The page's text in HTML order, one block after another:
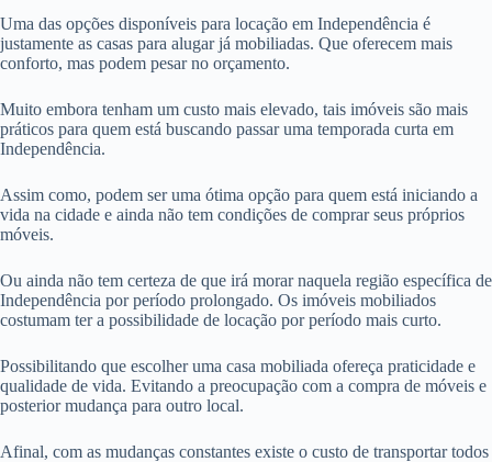
Uma das opções disponíveis para locação em Independência é
justamente as casas para alugar já mobiliadas. Que oferecem mais
conforto, mas podem pesar no orçamento.
Muito embora tenham um custo mais elevado, tais imóveis são mais
práticos para quem está buscando passar uma temporada curta em
Independência.
Assim como, podem ser uma ótima opção para quem está iniciando a
vida na cidade e ainda não tem condições de comprar seus próprios
móveis.
Ou ainda não tem certeza de que irá morar naquela região específica de
Independência por período prolongado. Os imóveis mobiliados
costumam ter a possibilidade de locação por período mais curto.
Possibilitando que escolher uma casa mobiliada ofereça praticidade e
qualidade de vida. Evitando a preocupação com a compra de móveis e
posterior mudança para outro local.
Afinal, com as mudanças constantes existe o custo de transportar todos